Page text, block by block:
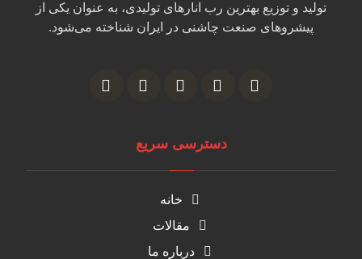
تولید و توزیع بهترین رب انارهای تولیدی، به عنوان یکی از
پیشروهای صنعت چاشنی در ایران شناخته می‌شود.
دسترسی سریع
خانه
مقالات
درباره ما